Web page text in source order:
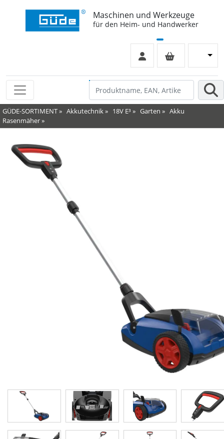
Maschinen und Werkzeuge
für den Heim- und Handwerker
GÜDE-SORTIMENT» Akkutechnik» 18V E³ » Garten » Akku
Rasenmäher»